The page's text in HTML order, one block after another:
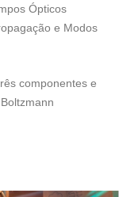
Ópticos
e Modos
componentes e